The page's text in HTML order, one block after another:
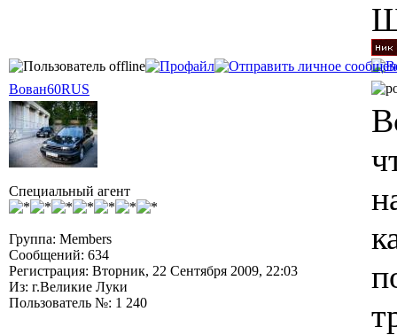
Вован60RUS
Специальный агент
Группа: Members
Сообщений: 634
Регистрация: Вторник, 22 Сентября 2009, 22:03
Из: г.Великие Луки
Пользователь №: 1 240